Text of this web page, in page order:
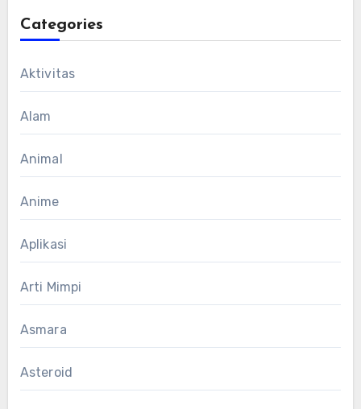
Categories
Aktivitas
Alam
Animal
Anime
Aplikasi
Arti Mimpi
Asmara
Asteroid